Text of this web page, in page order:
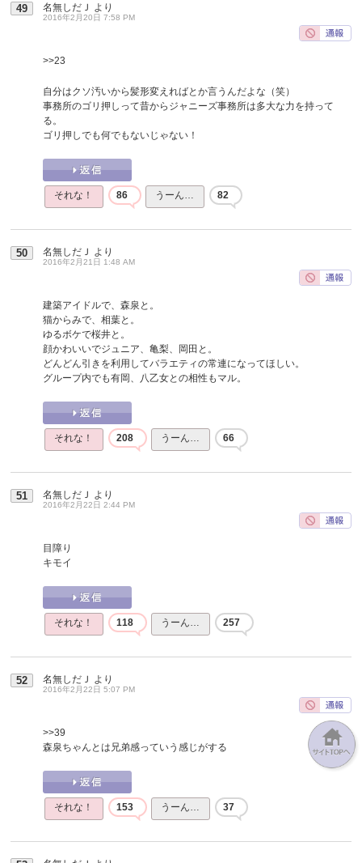
49 名無しだＪ より
2016年2月20日 7:58 PM
>>23
自分はクソ汚いから髪形変えればとか言うんだよな（笑）
事務所のゴリ押しって昔からジャニーズ事務所は多大な力を持って
る。
ゴリ押しでも何でもないじゃない！
それな！ 86 うーん… 82
50 名無しだＪ より
2016年2月21日 1:48 AM
建築アイドルで、森泉と。
猫からみで、相葉と。
ゆるボケで桜井と。
顔かわいいでジュニア、亀梨、岡田と。
どんどん引きを利用してバラエティの常連になってほしい。
グループ内でも有岡、八乙女との相性もマル。
それな！ 208 うーん… 66
51 名無しだＪ より
2016年2月22日 2:44 PM
目障り
キモイ
それな！ 118 うーん… 257
52 名無しだＪ より
2016年2月22日 5:07 PM
>>39
森泉ちゃんとは兄弟感っていう感じがする
それな！ 153 うーん… 37